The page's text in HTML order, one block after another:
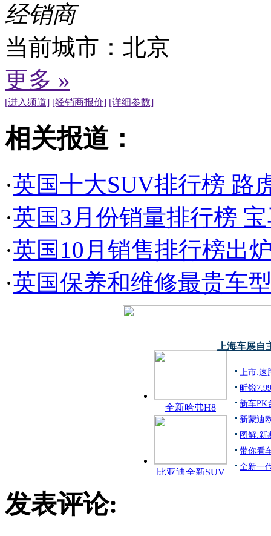
经销商
当前城市： 北京
更多 »
[进入频道] [经销商报价] [详细参数]
相关报道：
·英国十大SUV排行榜 路
·英国3月份销量排行榜
·英国10月销售排行榜出
·英国保养和维修最贵车
全新哈弗H8
比亚迪全新SUV
上海车展
上市:
昕锐
新车PK
新蒙迪
图解:新
带你看
全新一
发表评论: